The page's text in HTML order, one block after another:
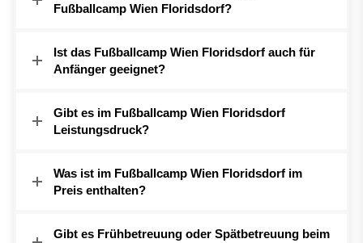
Fußballcamp Wien Floridsdorf?
Ist das Fußballcamp Wien Floridsdorf auch für
Anfänger geeignet?
Gibt es im Fußballcamp Wien Floridsdorf
Leistungsdruck?
Was ist im Fußballcamp Wien Floridsdorf im
Preis enthalten?
Gibt es Frühbetreuung oder Spätbetreuung beim